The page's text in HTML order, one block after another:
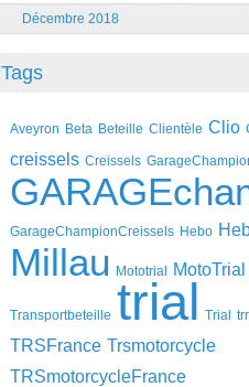
Décembre 2018
Tags
Aveyron Beta Beteille Clientèle Clio
creissels Creissels
GarageChampionCreissels Hebo
Millau Mototrial MotoTrial
Transportbeteille trial Trial
TRSFrance Trsmotorcycle
TRSmotorcycleFrance